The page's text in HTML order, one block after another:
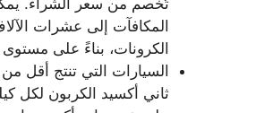
المكافآت إلى عشرات
الكرونات، بناءً على مستوى
ثاني أكسيد الكربون لكل